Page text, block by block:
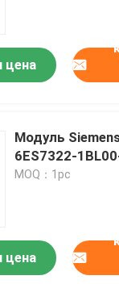
цена
Модуль
6ES7322-
MOQ：1pc
цена